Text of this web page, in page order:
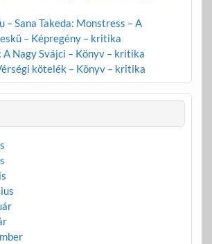
– Sana Takeda: Monstress – A
– Képregény – kritika
A Nagy Svájci – Könyv – kritika
kötelék – Könyv – kritika